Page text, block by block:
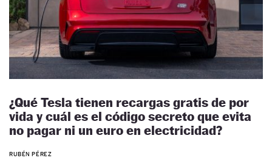
¿Qué Tesla tienen recargas gratis de por
vida y cuál es el código secreto que evita
no pagar ni un euro en electricidad?
RUBÉN PÉREZ